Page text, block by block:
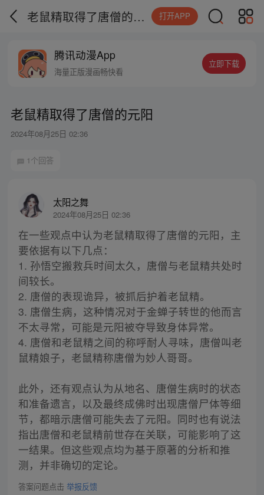
老鼠精取得了唐僧的元阳 打开APP
腾讯动漫App
海量正版漫画畅快看
立即下载
老鼠精取得了唐僧的元阳
2024年08月25日 02:36
1个回答
太阳之舞
2024年08月25日 02:36
在一些观点中认为老鼠精取得了唐僧的元阳，主
要依据有以下几点：
1. 孙悟空搬救兵时间太久，唐僧与老鼠精共处时
间较长。
2. 唐僧的表现诡异，被抓后护着老鼠精。
3. 唐僧生病，这种情况对于金蝉子转世的他而言
不太寻常，可能是元阳被夺导致身体异常。
4. 唐僧和老鼠精之间的称呼耐人寻味，唐僧叫老
鼠精娘子，老鼠精称唐僧为妙人哥哥。
此外，还有观点认为从地名、唐僧生病时的状态
和准备遗言，以及最终成佛时出现唐僧尸体等细
节，都暗示唐僧可能失去了元阳。同时也有说法
指出唐僧和老鼠精前世存在关联，可能影响了这
一结果。但这些观点均为基于原著的分析和推
测，并非确切的定论。
答案问题点击 举报反馈